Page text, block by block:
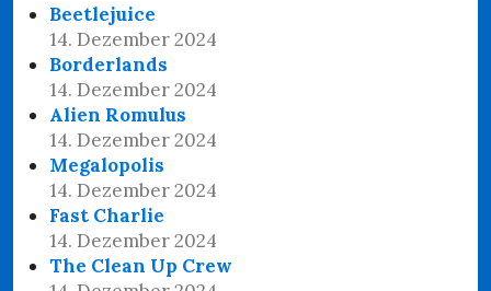
Beetlejuice
14. Dezember 2024
Borderlands
14. Dezember 2024
Alien Romulus
14. Dezember 2024
Megalopolis
14. Dezember 2024
Fast Charlie
14. Dezember 2024
The Clean Up Crew